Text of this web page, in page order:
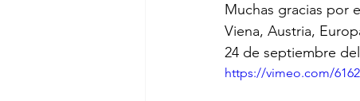
Muchas gracias por
Viena, Austria,
24 de septiembre del
https://vimeo.com/